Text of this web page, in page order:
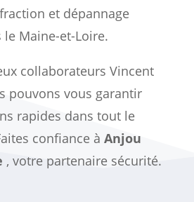
et dépannage
Maine-et-Loire.
collaborateurs Vincent
pouvons vous garantir
rapides dans tout le
confiance à Anjou
, votre partenaire sécurité.